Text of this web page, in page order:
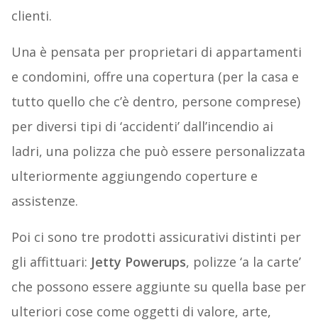
clienti.
Una è pensata per proprietari di appartamenti
e condomini, offre una copertura (per la casa e
tutto quello che c’è dentro, persone comprese)
per diversi tipi di ‘accidenti’ dall’incendio ai
ladri, una polizza che può essere personalizzata
ulteriormente aggiungendo coperture e
assistenze.
Poi ci sono tre prodotti assicurativi distinti per
gli affittuari: Jetty Powerups, polizze ‘a la carte’
che possono essere aggiunte su quella base per
ulteriori cose come oggetti di valore, arte,